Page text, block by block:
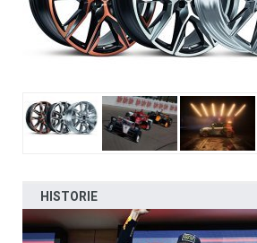
HISTORIE